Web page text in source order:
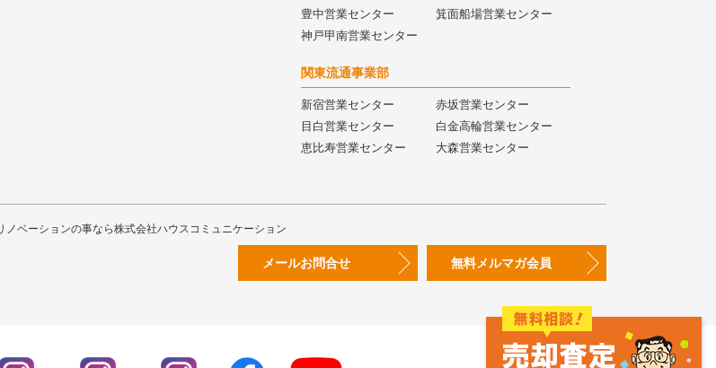
豊中営業センター
箕面船場営業センター
神戸甲南営業センター
関東流通事業部
新宿営業センター
赤坂営業センター
目白営業センター
白金高輪営業センター
恵比寿営業センター
大森営業センター
ベーションの事なら株式会社ハウスコミュニケーション
メールお問合せ 無料メルマガ会員